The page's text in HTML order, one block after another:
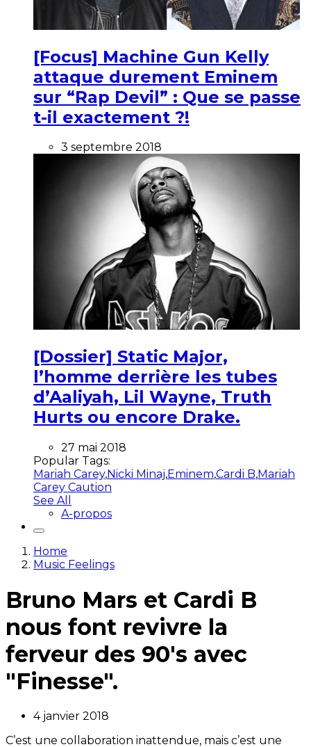
[Focus] Machine Gun Kelly
attaque durement Eminem
sur “Rap Devil” : Que se passe
t-il exactement ?!
3 septembre 2018
[Dossier] Static Major,
l’homme derrière les tubes
d’Aaliyah, Lil Wayne, Truth
Hurts ou encore Drake.
27 mai 2018
Popular Tags:
Mariah Carey,Nicki Minaj,Eminem,Cardi B,Mariah
Carey Caution
See All
A-propos
Home
Music Feelings
Bruno Mars et Cardi B
nous font revivre la
ferveur des 90's avec
"Finesse".
4 janvier 2018
C’est une collaboration inattendue, mais c’est une